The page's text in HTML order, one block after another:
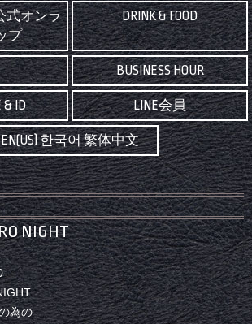
式オンラ
プ
DRINK & FOOD
BUSINESS HOUR
& ID LINE会員
EN(US) 한국어 繁体中文
NIGHT
為の